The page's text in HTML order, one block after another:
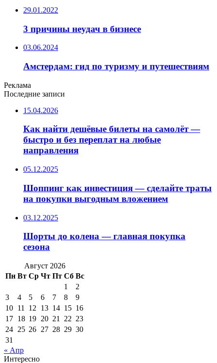
29.01.2022
3 причины неудач в бизнесе
03.06.2024
Амстердам: гид по туризму и путешествиям
Реклама
Последние записи
15.04.2026
Как найти дешёвые билеты на самолёт —
быстро и без переплат на любые
направления
05.12.2025
Шоппинг как инвестиция — сделайте траты
на покупки выгодным вложением
03.12.2025
Шорты до колена — главная покупка
сезона
Август 2026
Пн Вт Ср Чт Пт Сб Вс
1
2
3
4 5 6 7 8
9
10 11 12 13 14 15 16
17 18 19 20 21 22 23
24 25 26 27 28 29 30
31
« Апр
Интересно